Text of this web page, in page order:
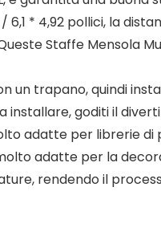
* 4,92 pollici, la
Staffe Mensola
trapano, quindi
installare, goditi il
adatte per librerie di
adatte per la
rendendo il